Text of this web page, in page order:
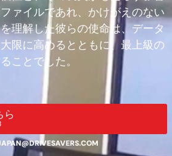
ァイルであれ、かけがえのない
理解した彼らの使命は、データ
限に高めるとともに、最上級の
ことでした。
ら